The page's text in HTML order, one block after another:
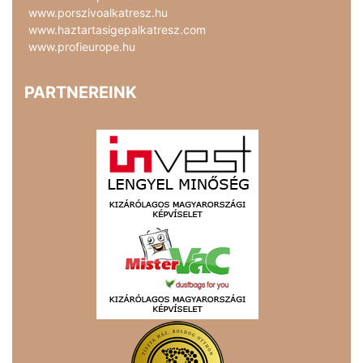
www.porszivoalkatresz.hu
www.haztartasigepalkatresz.com
www.profieurope.hu
PARTNEREINK